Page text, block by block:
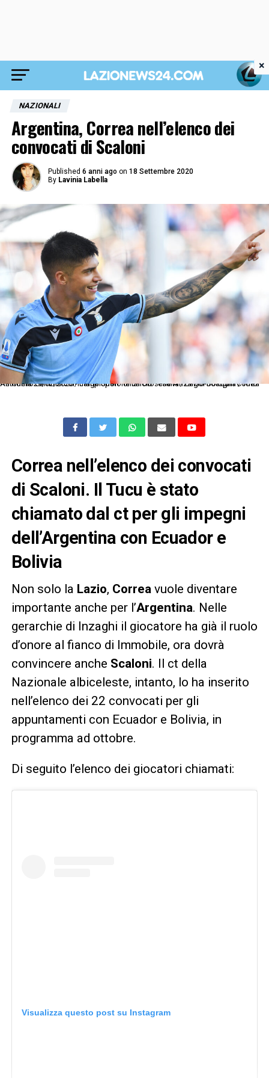
NAZIONALI
Argentina, Correa nell’elenco dei
convocati di Scaloni
Published 6 anni ago on 18 Settembre 2020
By Lavinia Labella
As Roma 29/02/2020 - campionato di calcio serie A / Lazio-Bologna / foto Antonello Sammarcoi/Image Sport nella foto: esultanza gol Joaquin Correa
Correa nell’elenco dei convocati
di Scaloni. Il Tucu è stato
chiamato dal ct per gli impegni
dell’Argentina con Ecuador e
Bolivia
Non solo la Lazio, Correa vuole diventare
importante anche per l’Argentina. Nelle
gerarchie di Inzaghi il giocatore ha già il ruolo
d’onore al fianco di Immobile, ora dovrà
convincere anche Scaloni. Il ct della
Nazionale albiceleste, intanto, lo ha inserito
nell’elenco dei 22 convocati per gli
appuntamenti con Ecuador e Bolivia, in
programma ad ottobre.
Di seguito l’elenco dei giocatori chiamati:
Visualizza questo post su Instagram
×